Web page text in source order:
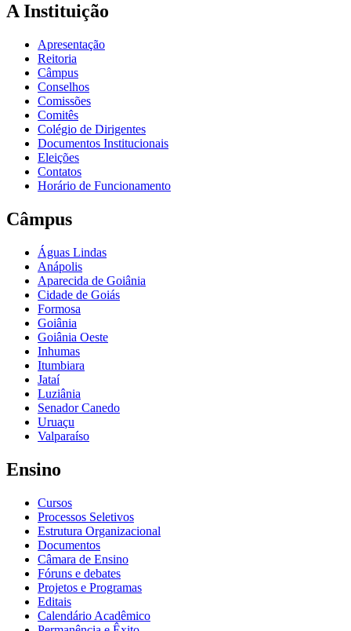
A Instituição
Apresentação
Reitoria
Câmpus
Conselhos
Comissões
Comitês
Colégio de Dirigentes
Documentos Institucionais
Eleições
Contatos
Horário de Funcionamento
Câmpus
Águas Lindas
Anápolis
Aparecida de Goiânia
Cidade de Goiás
Formosa
Goiânia
Goiânia Oeste
Inhumas
Itumbiara
Jataí
Luziânia
Senador Canedo
Uruaçu
Valparaíso
Ensino
Cursos
Processos Seletivos
Estrutura Organizacional
Documentos
Câmara de Ensino
Fóruns e debates
Projetos e Programas
Editais
Calendário Acadêmico